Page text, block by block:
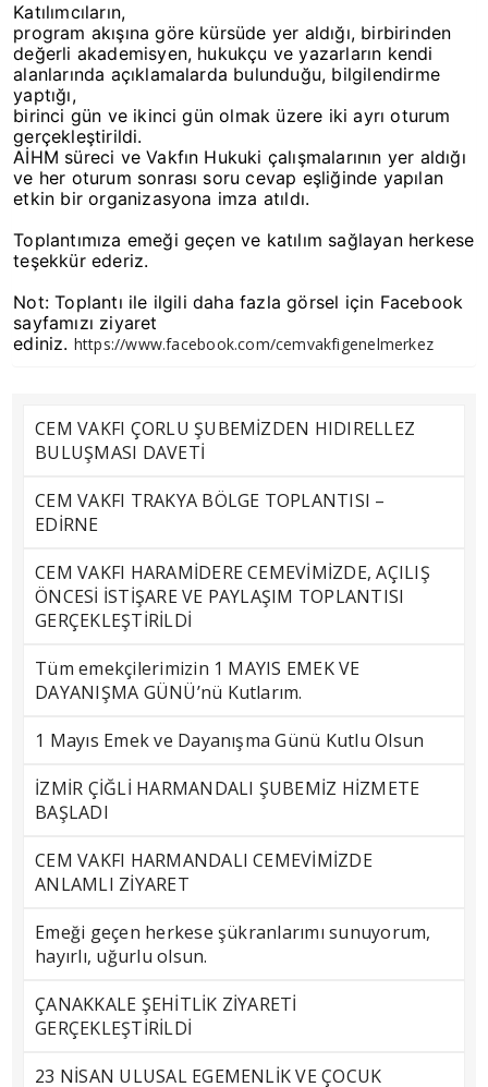
Katılımcıların,
program akışına göre kürsüde yer aldığı, birbirinden
değerli akademisyen, hukukçu ve yazarların kendi
alanlarında açıklamalarda bulunduğu, bilgilendirme
yaptığı,
birinci gün ve ikinci gün olmak üzere iki ayrı oturum
gerçekleştirildi.
AİHM süreci ve Vakfın Hukuki çalışmalarının yer aldığı
ve her oturum sonrası soru cevap eşliğinde yapılan
etkin bir organizasyona imza atıldı.
Toplantımıza emeği geçen ve katılım sağlayan herkese
teşekkür ederiz.
Not: Toplantı ile ilgili daha fazla görsel için Facebook
sayfamızı ziyaret
ediniz. https://www.facebook.com/cemvakfigenelmerkez
CEM VAKFI ÇORLU ŞUBEMİZDEN HIDIRELLEZ
BULUŞMASI DAVETİ
CEM VAKFI TRAKYA BÖLGE TOPLANTISI –
EDİRNE
CEM VAKFI HARAMİDERE CEMEVİMİZDE, AÇILIŞ
ÖNCESİ İSTİŞARE VE PAYLAŞIM TOPLANTISI
GERÇEKLEŞTİRİLDİ
Tüm emekçilerimizin 1 MAYIS EMEK VE
DAYANIŞMA GÜNÜ’nü Kutlarım.
1 Mayıs Emek ve Dayanışma Günü Kutlu Olsun
İZMİR ÇİĞLİ HARMANDALI ŞUBEMİZ HİZMETE
BAŞLADI
CEM VAKFI HARMANDALI CEMEVİMİZDE
ANLAMLI ZİYARET
Emeği geçen herkese şükranlarımı sunuyorum,
hayırlı, uğurlu olsun.
ÇANAKKALE ŞEHİTLİK ZİYARETİ
GERÇEKLEŞTİRİLDİ
23 NİSAN ULUSAL EGEMENLİK VE ÇOCUK